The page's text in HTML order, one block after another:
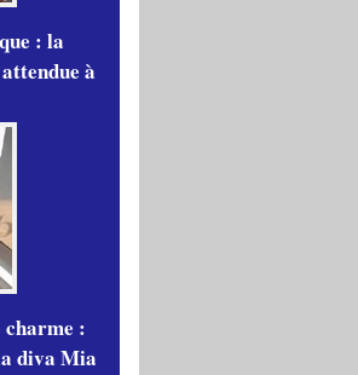
: la
à
charme :
diva Mia